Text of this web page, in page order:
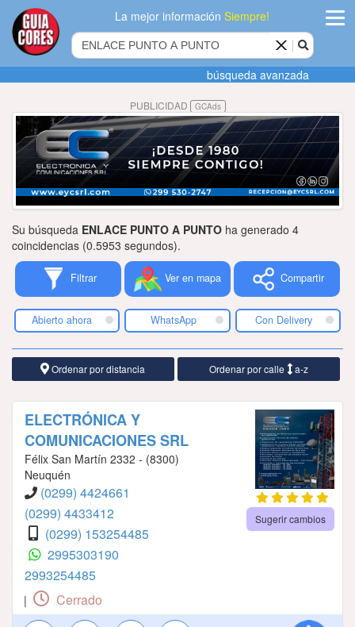
La mejor informaciónSiempre!
Agregar
empresa
Actualizar
datos
Publicidad
Tiendacores
Contactenos
búsqueda avanzada
PUBLICIDAD GCAds
Su búsqueda ENLACE PUNTO A PUNTO ha generado 4
coincidencias (0.5953 segundos).
Filtrar Ver en mapa Compartir
Abierto ahora WhatsApp Con Delivery
Ordenar por distancia Ordenar por calle a-z
ELECTRÓNICA Y
COMUNICACIONES SRL
Félix San Martín 2332 - (8300)
Neuquén
(0299) 4424661
(0299) 4433412
(0299) 153254485
2995303190
2993254485
Sugerir cambios
| Cerrado